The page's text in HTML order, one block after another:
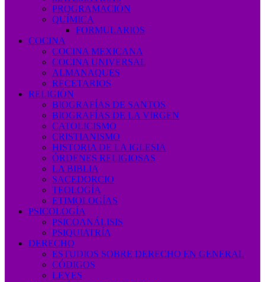
PROGRAMACIÓN
QUÍMICA
FORMULARIOS
COCINA
COCINA MEXICANA
COCINA UNIVERSAL
ALMANAQUES
RECETARIOS
RELIGIÓN
BIOGRAFÍAS DE SANTOS
BIOGRAFÍAS DE LA VIRGEN
CATOLICISMO
CRISTIANISMO
HISTORIA DE LA IGLESIA
ÓRDENES RELIGIOSAS
LA BIBLIA
SACEDORCIO
TEOLOGÍA
ETIMOLOGÍAS
PSICOLOGÍA
PSICOANÁLISIS
PSIQUIATRÍA
DERECHO
ESTUDIOS SOBRE DERECHO EN GENERAL
CÓDIGOS
LEYES